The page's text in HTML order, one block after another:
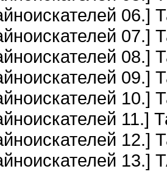
07.]
08.]
09.]
10.]
11.]
12.]